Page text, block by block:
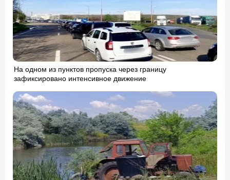
На одном из пунктов пропуска через границу
зафиксировано интенсивное движение